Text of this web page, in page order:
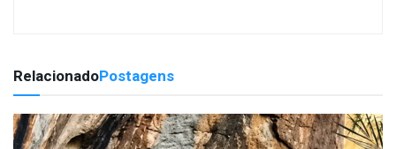
RelacionadoPostagens